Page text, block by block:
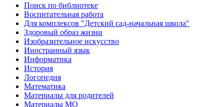
Поиск по библиотеке
Воспитательная работа
Для комплексов "Детский сад-начальная школа"
Здоровый образ жизни
Изобразительное искусство
Иностранный язык
Информатика
История
Логопедия
Математика
Материалы для родителей
Материалы МО